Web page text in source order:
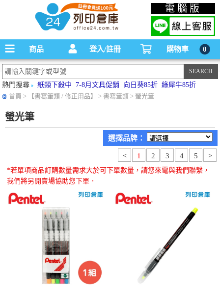
碳粉匣，墨水匣,原廠碳粉匣，副廠碳粉匣，環保碳粉匣,連續供墨印表機-office24列印
倉庫線上購物手機版
電腦版
商品 登入/註冊 購物車 0
熱門搜尋 紙類下殺中 7-8月文具促銷 向日葵85折 綠犀牛85折
首頁 > 【書寫筆類 / 修正用品】 > 書寫筆類 > 螢光筆
螢光筆
選擇品牌：
< 1 2 3 4 5 >
*若單項商品訂購數量需求大於可下單數量，請您來電與我們聯繫，
我們將另開賣場協助您下單．